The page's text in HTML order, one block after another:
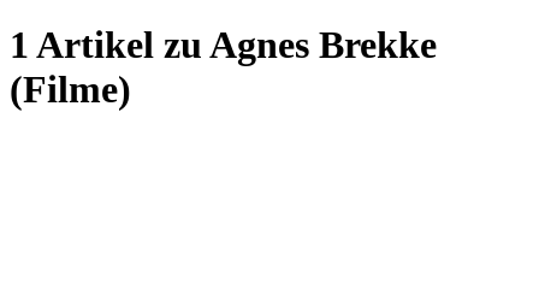
1 Artikel zuAgnes Brekke
(Filme)